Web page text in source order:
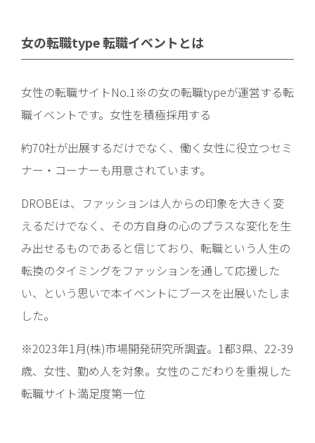
女の転職type 転職イベントとは
女性の転職サイトNo.1※の女の転職typeが運営する転
職イベントです。女性を積極採用する
約70社が出展するだけでなく、働く女性に役立つセミ
ナー・コーナーも用意されています。
DROBEは、ファッションは人からの印象を大きく変
えるだけでなく、その方自身の心のプラスな変化を生
み出せるものであると信じており、転職という人生の
転換のタイミングをファッションを通して応援した
い、という思いで本イベントにブースを出展いたしま
した。
※2023年1月(株)市場開発研究所調査。1都3県、22-39
歳、女性、勤め人を対象。女性のこだわりを重視した
転職サイト満足度第一位